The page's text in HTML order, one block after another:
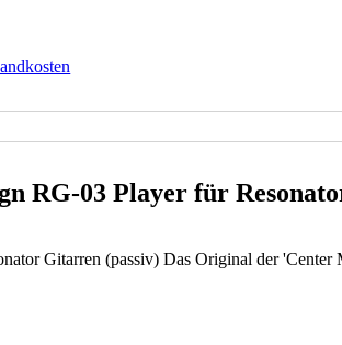
RG-03 Player für
Gitarren (passiv) Das Original der